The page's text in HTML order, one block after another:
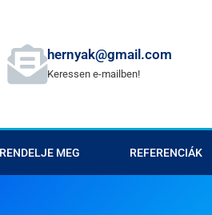
hernyak@gmail.com
Keressen e-mailben!
RENDELJE MEG REFERENCIÁK